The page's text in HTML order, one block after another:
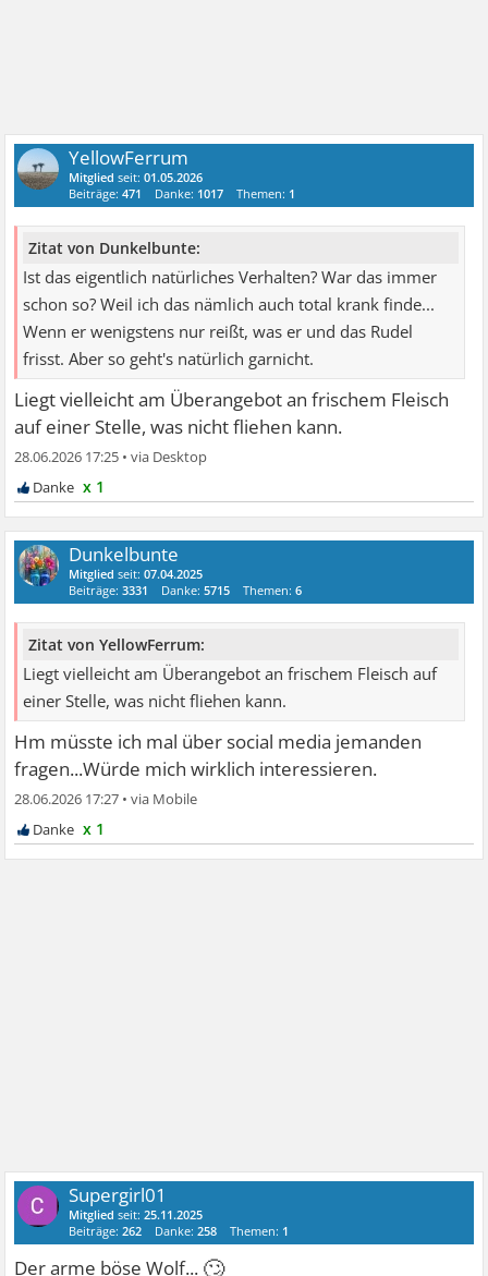
YellowFerrum
Mitglied seit:01.05.2026
Beiträge:471 Danke: 1017 Themen: 1
Zitat von Dunkelbunte:
Ist das eigentlich natürliches Verhalten? War das immer
schon so? Weil ich das nämlich auch total krank finde...
Wenn er wenigstens nur reißt, was er und das Rudel
frisst. Aber so geht's natürlich garnicht.
Liegt vielleicht am Überangebot an frischem Fleisch
auf einer Stelle, was nicht fliehen kann.
28.06.2026 17:25 •
x 1
Dunkelbunte
Mitglied seit:07.04.2025
Beiträge:3331 Danke:5715 Themen:6
Zitat von YellowFerrum:
Liegt vielleicht am Überangebot an frischem Fleisch auf
einer Stelle, was nicht fliehen kann.
Hm müsste ich mal über social media jemanden
fragen...Würde mich wirklich interessieren.
28.06.2026 17:27 •
x 1
Supergirl01
Mitglied seit:25.11.2025
Beiträge:262 Danke:258 Themen: 1
Der arme böse Wolf... 🙄